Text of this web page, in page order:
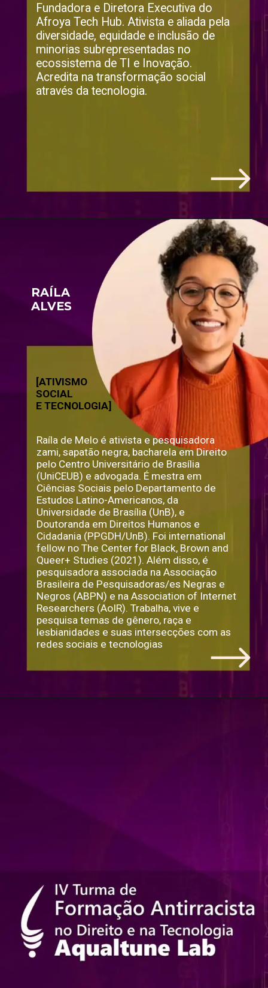
Fundadora e Diretora Executiva do
Afroya Tech Hub. Ativista e aliada pela
diversidade, equidade e inclusão de
minorias subrepresentadas no
ecossistema de TI e Inovação.
Acredita na transformação social
através da tecnologia.
RAÍLA
ALVES
Raíla de Melo é ativista e pesquisadora
zami, sapatão negra, bacharela em Direito
pelo Centro Universitário de Brasília
(UniCEUB) e advogada. É mestra em
Ciências Sociais pelo Departamento de
Estudos Latino-Americanos, da
Universidade de Brasília (UnB), e
Doutoranda em Direitos Humanos e
Cidadania (PPGDH/UnB). Foi international
fellow no The Center for Black, Brown and
Queer+ Studies (2021). Além disso, é
pesquisadora associada na Associação
Brasileira de Pesquisadoras/es Negras e
Negros (ABPN) e na Association of Internet
Researchers (AoIR). Trabalha, vive e
pesquisa temas de gênero, raça e
lesbianidades e suas intersecções com as
redes sociais e tecnologias
[ATIVISMO
SOCIAL
E TECNOLOGIA]